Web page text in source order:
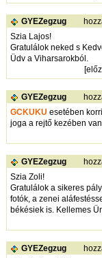
GYEZegzug
Szia Lajos!
Gratulálok neked s
Üdv a Viharsarokból.
[
GYEZegzug
GCKUKU esetében
joga a rejtő kezében
GYEZegzug
Szia Zoli!
Gratulálok a sikeres
fotók, a zenei
békésiek is. Kellemes
GYEZegzug